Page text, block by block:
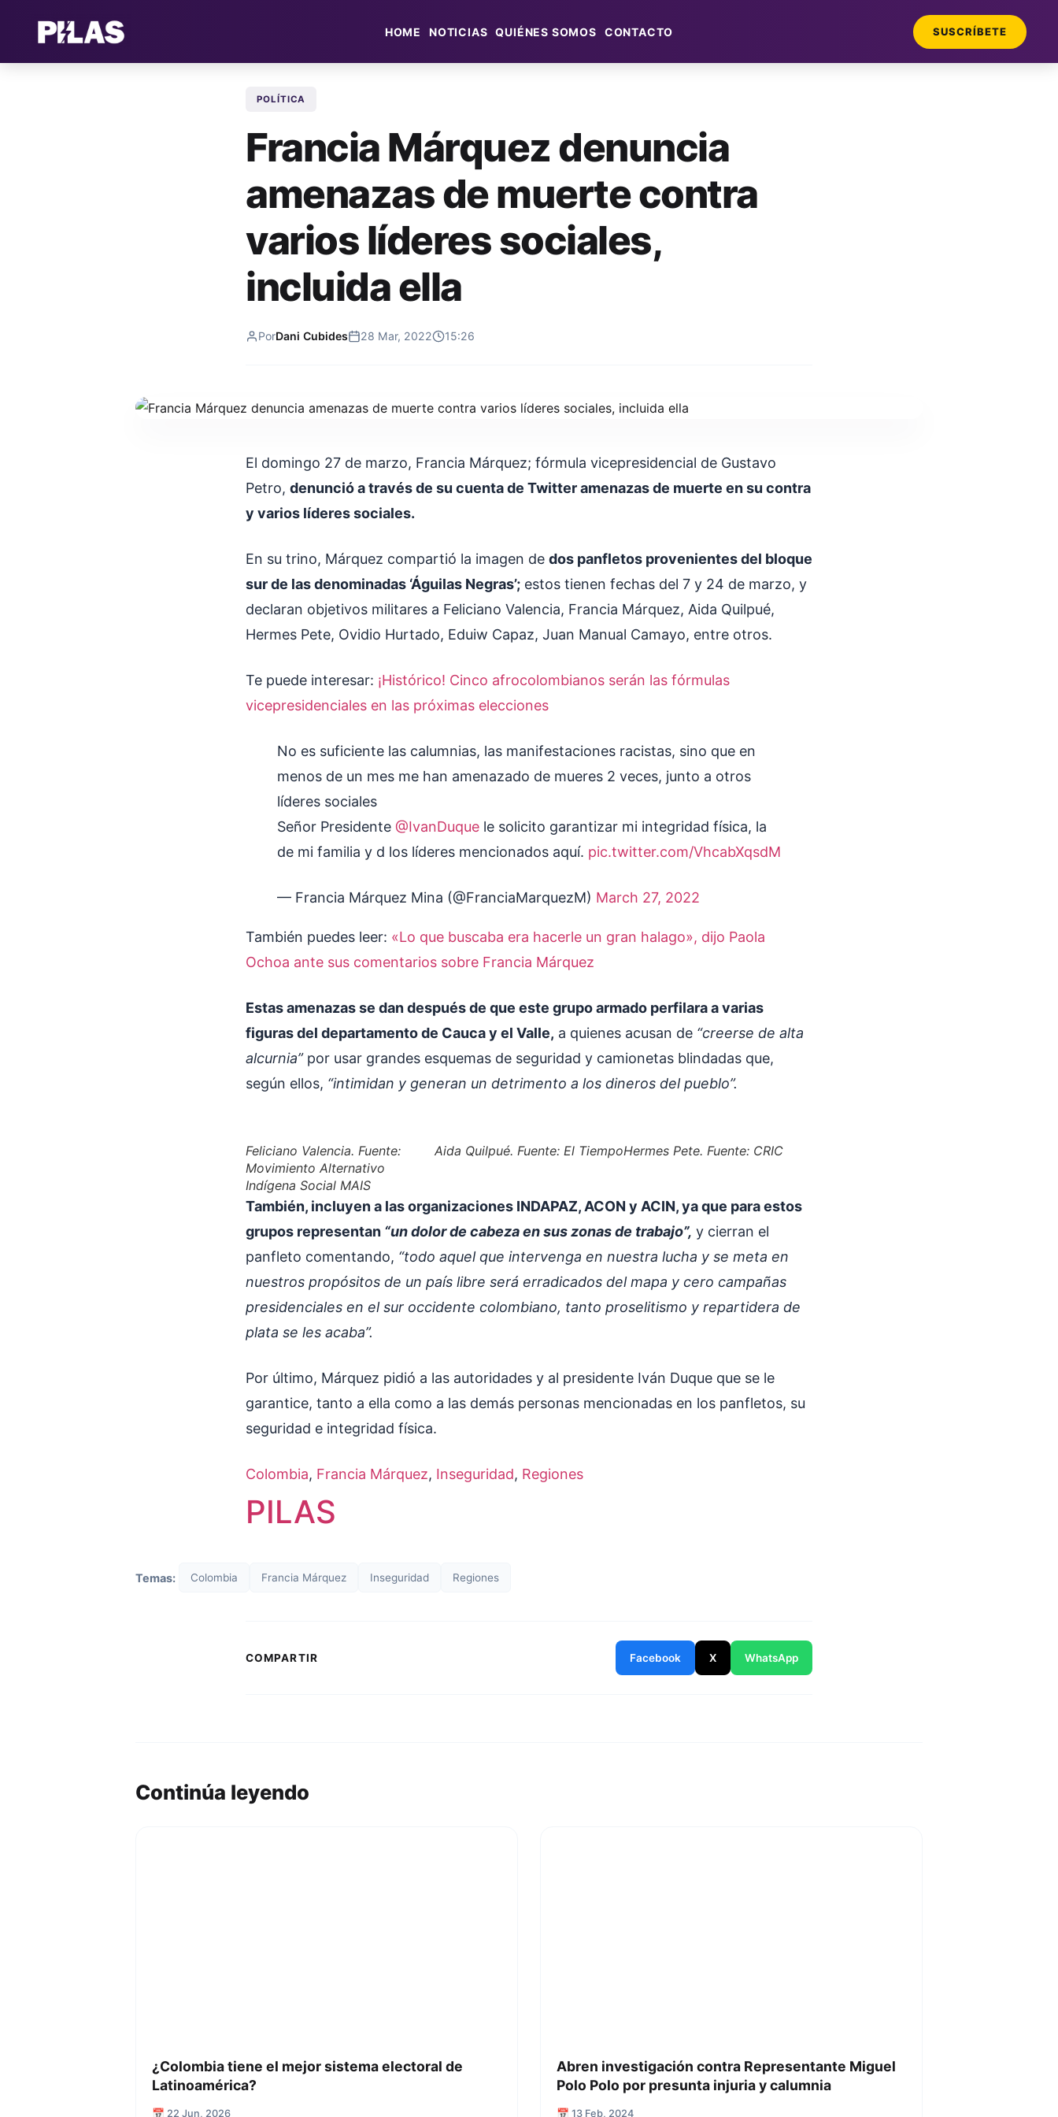
HOME NOTICIAS QUIÉNES SOMOS CONTACTO SUSCRÍBETE
POLÍTICA
Francia Márquez denuncia
amenazas de muerte contra
varios líderes sociales,
incluida ella
PorDani Cubides 28 Mar, 2022 15:26
El domingo 27 de marzo, Francia Márquez; fórmula vicepresidencial de Gustavo
Petro, denunció a través de su cuenta de Twitter amenazas de muerte en su contra
y varios líderes sociales.
En su trino, Márquez compartió la imagen de dos panfletos provenientes del bloque
sur de las denominadas ‘Águilas Negras’; estos tienen fechas del 7 y 24 de marzo, y
declaran objetivos militares a Feliciano Valencia, Francia Márquez, Aida Quilpué,
Hermes Pete, Ovidio Hurtado, Eduiw Capaz, Juan Manual Camayo, entre otros.
Te puede interesar: ¡Histórico! Cinco afrocolombianos serán las fórmulas
vicepresidenciales en las próximas elecciones
No es suficiente las calumnias, las manifestaciones racistas, sino que en
menos de un mes me han amenazado de mueres 2 veces, junto a otros
líderes sociales
Señor Presidente @IvanDuque le solicito garantizar mi integridad física, la
de mi familia y d los líderes mencionados aquí. pic.twitter.com/VhcabXqsdM
— Francia Márquez Mina (@FranciaMarquezM) March 27, 2022
También puedes leer: «Lo que buscaba era hacerle un gran halago», dijo Paola
Ochoa ante sus comentarios sobre Francia Márquez
Estas amenazas se dan después de que este grupo armado perfilara a varias
figuras del departamento de Cauca y el Valle, a quienes acusan de “creerse de alta
alcurnia”por usar grandes esquemas de seguridad y camionetas blindadas que,
según ellos, “intimidan y generan un detrimento a los dineros del pueblo”.
Feliciano Valencia. Fuente:
Movimiento Alternativo
Indígena Social MAIS
Aida Quilpué. Fuente: El TiempoHermes Pete. Fuente: CRIC
También, incluyen a las organizaciones INDAPAZ, ACON y ACIN, ya que para estos
grupos representan “un dolor de cabeza en sus zonas de trabajo”, y cierran el
panfleto comentando, “todo aquel que intervenga en nuestra lucha y se meta en
nuestros propósitos de un país libre será erradicados del mapa y cero campañas
presidenciales en el sur occidente colombiano, tanto proselitismo y repartidera de
plata se les acaba”.
Por último, Márquez pidió a las autoridades y al presidente Iván Duque que se le
garantice, tanto a ella como a las demás personas mencionadas en los panfletos, su
seguridad e integridad física.
Colombia, Francia Márquez, Inseguridad, Regiones
PILAS
Temas: Colombia Francia Márquez Inseguridad Regiones
COMPARTIR Facebook X WhatsApp
Continúa leyendo
¿Colombia tiene el mejor sistema electoral de
Latinoamérica?
📅 22 Jun, 2026
Abren investigación contra Representante Miguel
Polo Polo por presunta injuria y calumnia
📅 13 Feb, 2024